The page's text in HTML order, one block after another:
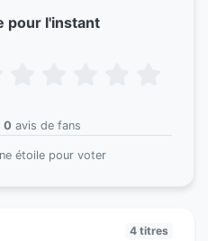
pour l'instant
0 avis de fans
étoile pour voter
4 titres